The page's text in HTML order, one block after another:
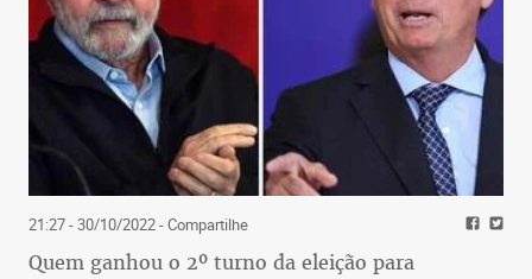
21:27 - 30/10/2022- Compartilhe
Quem ganhou o 2º turno da eleição para